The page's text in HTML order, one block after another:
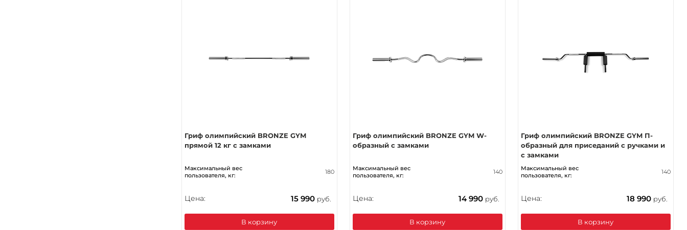
Гриф олимпийский BRONZE GYM
прямой 12 кг с замками
Максимальный вес
пользователя, кг:
180
Цена: 15 990 руб.
В корзину
Гриф олимпийский BRONZE GYM W-
образный с замками
Максимальный вес
пользователя, кг:
140
Цена: 14 990 руб.
В корзину
Гриф олимпийский BRONZE GYM П-
образный для приседаний с ручками и
с замками
Максимальный вес
пользователя, кг:
140
Цена: 18 990 руб.
В корзину